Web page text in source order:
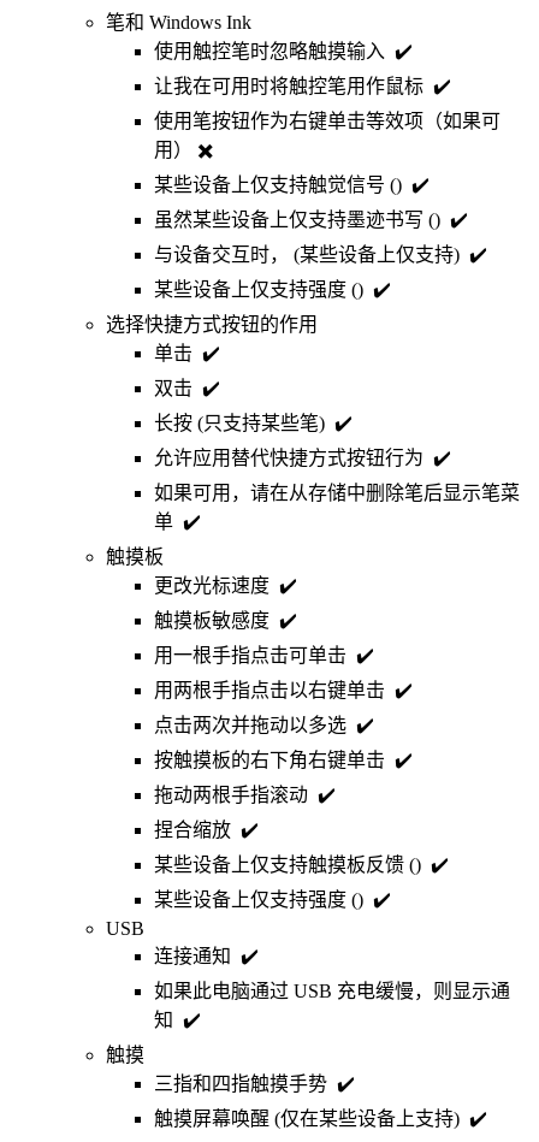
笔和 Windows Ink
使用触控笔时忽略触摸输入 ✔️
让我在可用时将触控笔用作鼠标 ✔️
使用笔按钮作为右键单击等效项（如果可
用） ✖️
某些设备上仅支持触觉信号 () ✔️
虽然某些设备上仅支持墨迹书写 () ✔️
与设备交互时， (某些设备上仅支持) ✔️
某些设备上仅支持强度 () ✔️
选择快捷方式按钮的作用
单击 ✔️
双击 ✔️
长按 (只支持某些笔) ✔️
允许应用替代快捷方式按钮行为 ✔️
如果可用，请在从存储中删除笔后显示笔菜
单 ✔️
触摸板
更改光标速度 ✔️
触摸板敏感度 ✔️
用一根手指点击可单击 ✔️
用两根手指点击以右键单击 ✔️
点击两次并拖动以多选 ✔️
按触摸板的右下角右键单击 ✔️
拖动两根手指滚动 ✔️
捏合缩放 ✔️
某些设备上仅支持触摸板反馈 () ✔️
某些设备上仅支持强度 () ✔️
USB
连接通知 ✔️
如果此电脑通过 USB 充电缓慢，则显示通
知 ✔️
触摸
三指和四指触摸手势 ✔️
触摸屏幕唤醒 (仅在某些设备上支持) ✔️